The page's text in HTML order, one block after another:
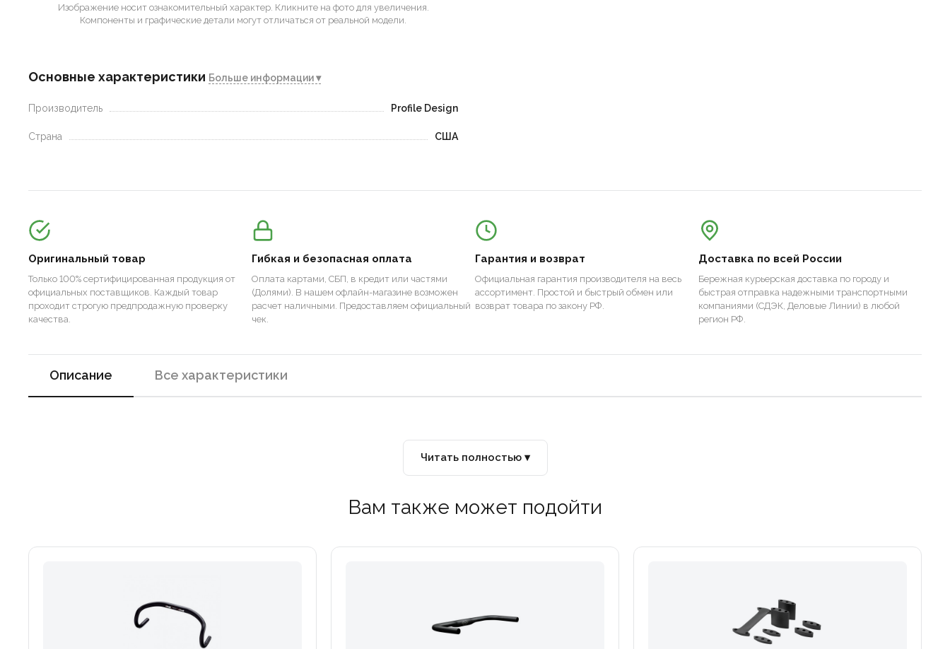
Изображение носит ознакомительный характер. Кликните на фото для увеличения.
Компоненты и графические детали могут отличаться от реальной модели.
Основные характеристики Больше информации ▾
Производитель Profile Design
Страна США
Оригинальный товар
Только 100% сертифицированная продукция от
официальных поставщиков. Каждый товар
проходит строгую предпродажную проверку
качества.
Гибкая и безопасная оплата
Оплата картами, СБП, в кредит или частями
(Долями). В нашем офлайн-магазине возможен
расчет наличными. Предоставляем официальный
чек.
Гарантия и возврат
Официальная гарантия производителя на весь
ассортимент. Простой и быстрый обмен или
возврат товара по закону РФ.
Доставка по всей России
Бережная курьерская доставка по городу и
быстрая отправка надежными транспортными
компаниями (СДЭК, Деловые Линии) в любой
регион РФ.
Описание Все характеристики
Читать полностью ▾
Вам также может подойти